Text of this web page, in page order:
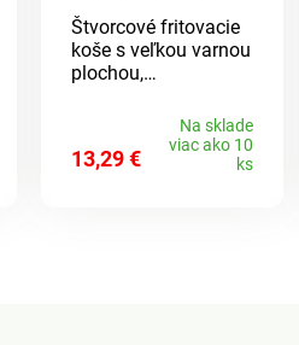
fritézy
Štvorcové fritovacie
koše s veľkou varnou
plochou,
a optimálnou
cirkuláciou vzduchu
na rýchle a
13,29 €
Na sklade
viac ako 10
ks